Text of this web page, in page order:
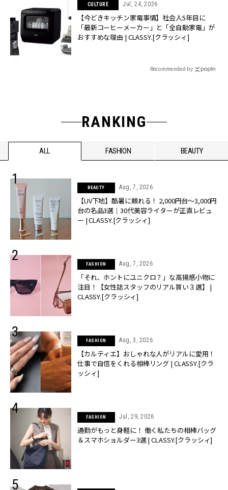
CULTURE Jul, 24, 2026
【今どきキッチン家電事情】社会人5年目に
「最新コーヒーメーカー」と「全自動家電」が
おすすめな理由 | CLASSY.[クラッシィ]
Recommended by
RANKING
ALL FASHION BEAUTY
BEAUTY Aug, 7, 2026
【UV下地】酷暑に頼れる！ 2,000円台〜3,000円
台の名品3選｜30代美容ライターが正直レビュ
ー | CLASSY.[クラッシィ]
FASHION Aug, 7, 2026
「それ、ホントにユニクロ？」な高揚感小物に
注目！【女性誌スタッフのリアル買い３選】 |
CLASSY.[クラッシィ]
FASHION Aug, 3, 2026
【カルティエ】おしゃれな人がリアルに愛用！
仕事で自信をくれる相棒リング | CLASSY.[クラ
ッシィ]
FASHION Jul, 29, 2026
通勤がもっと身軽に！ 働く私たちの相棒バッグ
＆スマホショルダー3選 | CLASSY.[クラッシィ]